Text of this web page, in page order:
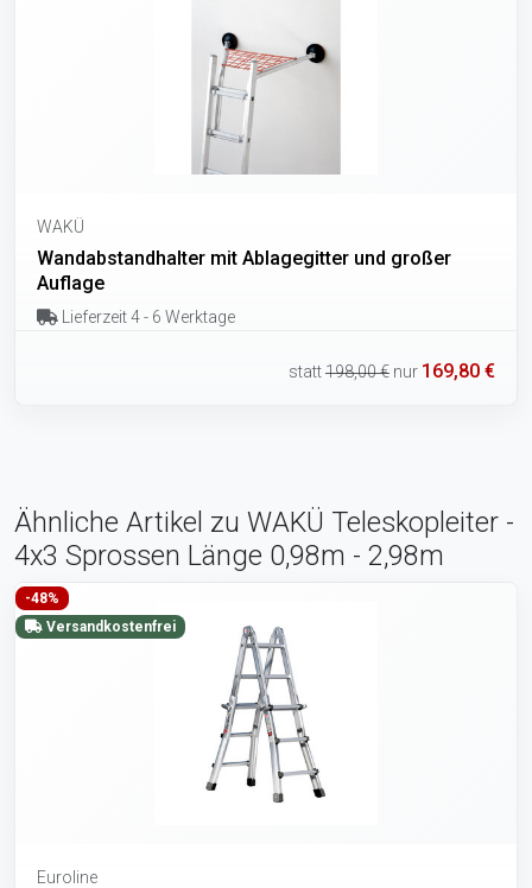
WAKÜ
Wandabstandhalter mit Ablagegitter und großer
Auflage
Lieferzeit 4 - 6 Werktage
statt198,00 € nur 169,80 €
Ähnliche Artikel zu WAKÜ Teleskopleiter -
4x3 Sprossen Länge 0,98m - 2,98m
-48%
Versandkostenfrei
Euroline